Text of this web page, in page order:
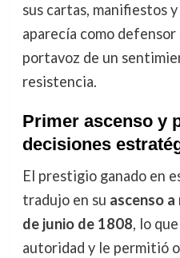
sus cartas, manifiestos
aparecía como
portavoz de un
resistencia.
Primer ascenso y
decisiones
El prestigio ganado en
tradujo en su ascenso
de junio de 1808, lo
autoridad y le permitió